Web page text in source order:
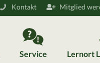
Kontakt Mitglied
Service Lernort